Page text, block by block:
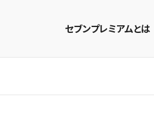
セブンプレミアムとは